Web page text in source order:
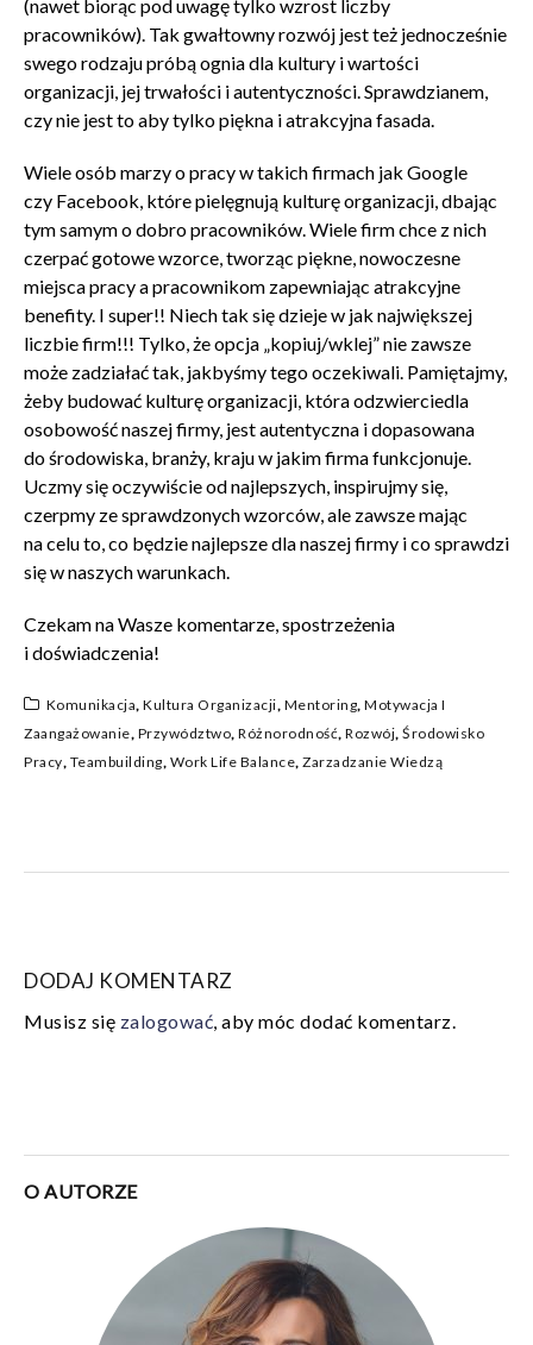
(nawet biorąc pod uwagę tylko wzrost liczby
pracowników). Tak gwałtowny rozwój jest też jednocześnie
swego rodzaju próbą ognia dla kultury i wartości
organizacji, jej trwałości i autentyczności. Sprawdzianem,
czy nie jest to aby tylko piękna i atrakcyjna fasada.
Wiele osób marzy o pracy w takich firmach jak Google
czy Facebook, które pielęgnują kulturę organizacji, dbając
tym samym o dobro pracowników. Wiele firm chce z nich
czerpać gotowe wzorce, tworząc piękne, nowoczesne
miejsca pracy a pracownikom zapewniając atrakcyjne
benefity. I super!! Niech tak się dzieje w jak największej
liczbie firm!!! Tylko, że opcja „kopiuj/wklej” nie zawsze
może zadziałać tak, jakbyśmy tego oczekiwali. Pamiętajmy,
żeby budować kulturę organizacji, która odzwierciedla
osobowość naszej firmy, jest autentyczna i dopasowana
do środowiska, branży, kraju w jakim firma funkcjonuje.
Uczmy się oczywiście od najlepszych, inspirujmy się,
czerpmy ze sprawdzonych wzorców, ale zawsze mając
na celu to, co będzie najlepsze dla naszej firmy i co sprawdzi
się w naszych warunkach.
Czekam na Wasze komentarze, spostrzeżenia
i doświadczenia!
Komunikacja, Kultura Organizacji, Mentoring, Motywacja I
Zaangażowanie, Przywództwo, Różnorodność, Rozwój, Środowisko
Pracy, Teambuilding, Work Life Balance, Zarzadzanie Wiedzą
DODAJ KOMENTARZ
Musisz się zalogować, aby móc dodać komentarz.
O AUTORZE